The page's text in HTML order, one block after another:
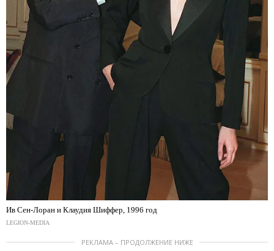
Ив Сен-Лоран и Клаудия Шиффер, 1996 год
LEGION-MEDIA
РЕКЛАМА – ПРОДОЛЖЕНИЕ НИЖЕ